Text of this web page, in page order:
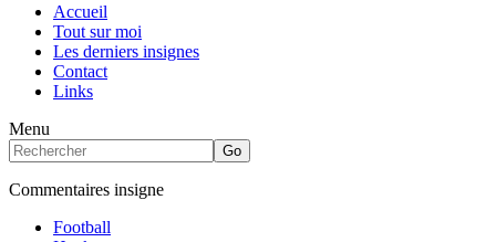
Accueil
Tout sur moi
Les derniers insignes
Contact
Links
Menu
Commentaires insigne
Football